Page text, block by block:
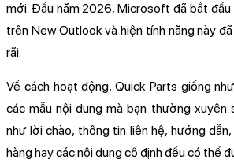
mới. Đầu năm 2026, Microsoft đã bắt đầu
trên New Outlook và hiện tính năng này
rãi.
Về cách hoạt động, Quick Parts giống
các mẫu nội dung mà bạn thường xuyên
như lời chào, thông tin liên hệ, hướng
hàng hay các nội dung cố định đều có thể